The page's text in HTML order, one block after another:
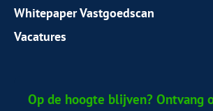
Whitepaper Vastgoedscan
Vacatures
Op de hoogte blijven? Ontvang